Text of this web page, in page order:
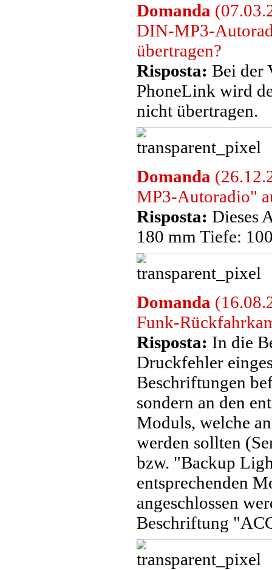
Domanda
DIN-MP3-
übertragen?
Risposta: Bei der
PhoneLink wird
nicht übertragen.
Domanda
MP3-Autoradio"
Risposta: Dieses
180 mm Tiefe:
Domanda
Funk-
Risposta: In die
Druckfehler
Beschriftungen
sondern an den
Moduls, welche
werden sollten
bzw. "Backup
entsprechenden
angeschlossen
Beschriftung